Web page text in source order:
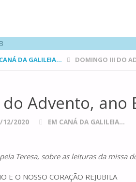
DA GALILEIA... DOMINGO III DO
Advento, ano
12/2020 EM CANÁ DA GALILEIA...
Teresa, sobre as leituras da
E O NOSSO CORAÇÃO REJUBILA